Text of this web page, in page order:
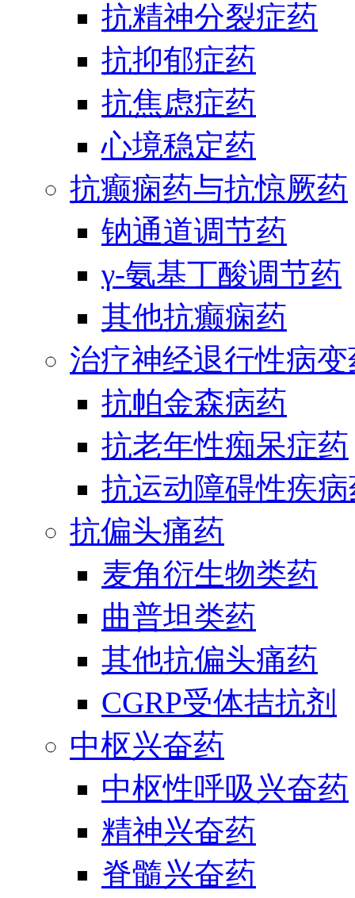
抗精神分裂症药
抗抑郁症药
抗焦虑症药
心境稳定药
抗癫痫药与抗惊厥药
钠通道调节药
γ-氨基丁酸调节药
其他抗癫痫药
治疗神经退行性病
抗帕金森病药
抗老年性痴呆症药
抗运动障碍性疾
抗偏头痛药
麦角衍生物类药
曲普坦类药
其他抗偏头痛药
CGRP受体拮抗剂
中枢兴奋药
中枢性呼吸兴奋药
精神兴奋药
脊髓兴奋药